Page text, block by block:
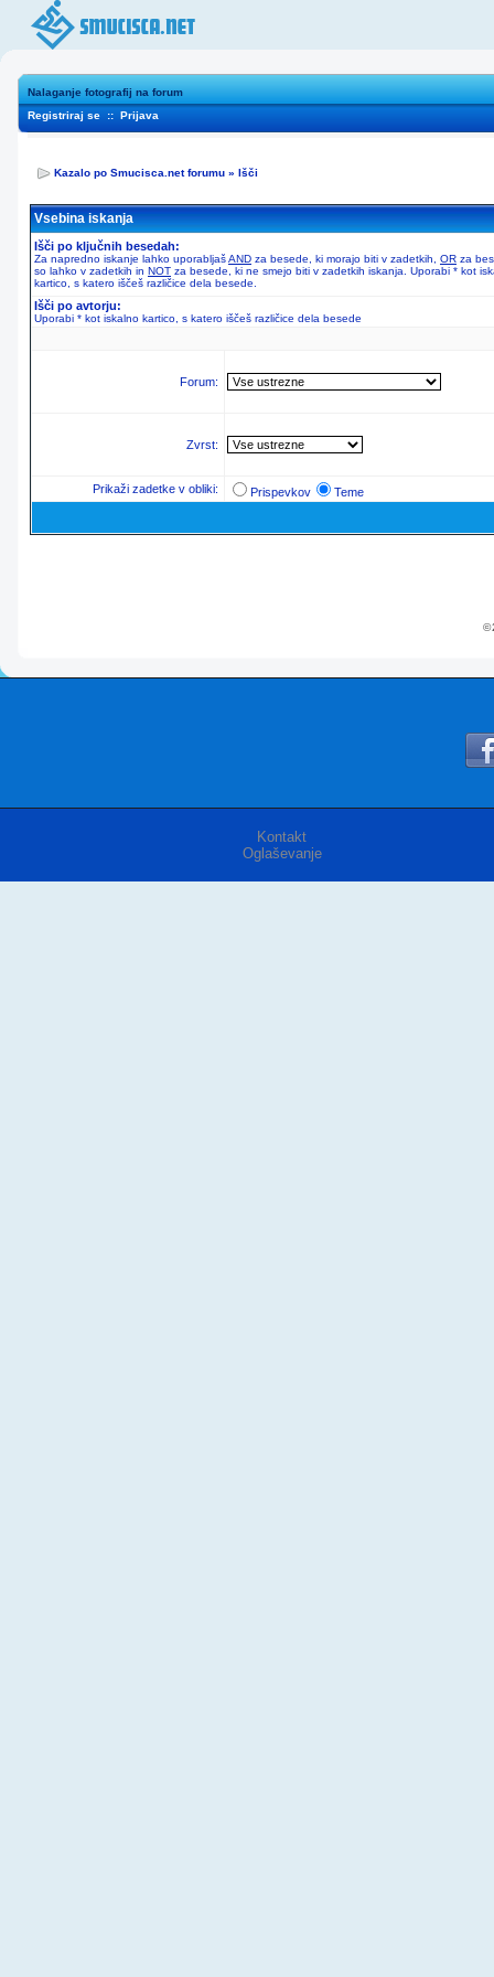
Nalaganje fotografij na forum
Registriraj se :: Prijava
Kazalo po Smucisca.net forumu » Išči
Vsebina iskanja
Išči po ključnih besedah:
Za napredno iskanje lahko uporabljašAND za besede, ki morajo biti v zadetkih, OR za
so lahko v zadetkih in NOT za besede, ki ne smejo biti v zadetkih iskanja. Uporabi * kot
kartico, s katero iščeš različice dela besede.
Išči po avtorju:
Uporabi * kot iskalno kartico, s katero iščeš različice dela besede
Forum:
Zvrst:
Prikaži zadetke v obliki: Prispevkov Teme
©
Kontakt
Oglaševanje